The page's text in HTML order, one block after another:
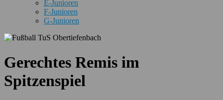
E-Junioren
F-Junioren
G-Junioren
Gerechtes Remis im
Spitzenspiel